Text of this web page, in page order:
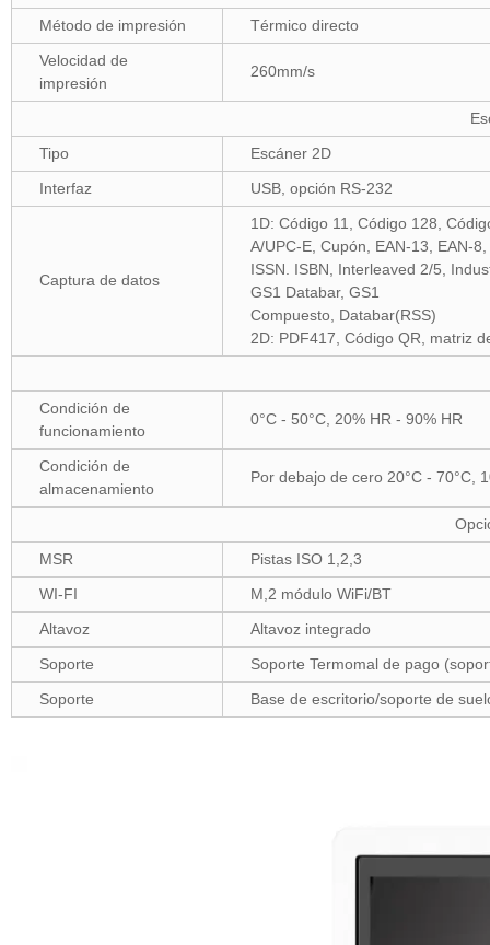
Método de impresión
Térmico directo
Velocidad de
impresión
260mm/s
Tipo
Escáner 2D
Interfaz
USB, opción RS-232
Captura de datos
1D: Código 11, Código 128,
A/UPC-E, Cupón, EAN-13, EAN-8,
ISSN. ISBN, Interleaved 2/5,
GS1 Databar, GS1
Compuesto, Databar(RSS)
2D: PDF417, Código QR, matriz
Condición de
funcionamiento
0°C - 50°C, 20% HR - 90% HR
Condición de
almacenamiento
Por debajo de cero 20°C - 70°C,
MSR
Pistas ISO 1,2,3
WI-FI
M,2 módulo WiFi/BT
Altavoz
Altavoz integrado
Soporte
Soporte Termomal de pago
Soporte
Base de escritorio/soporte de